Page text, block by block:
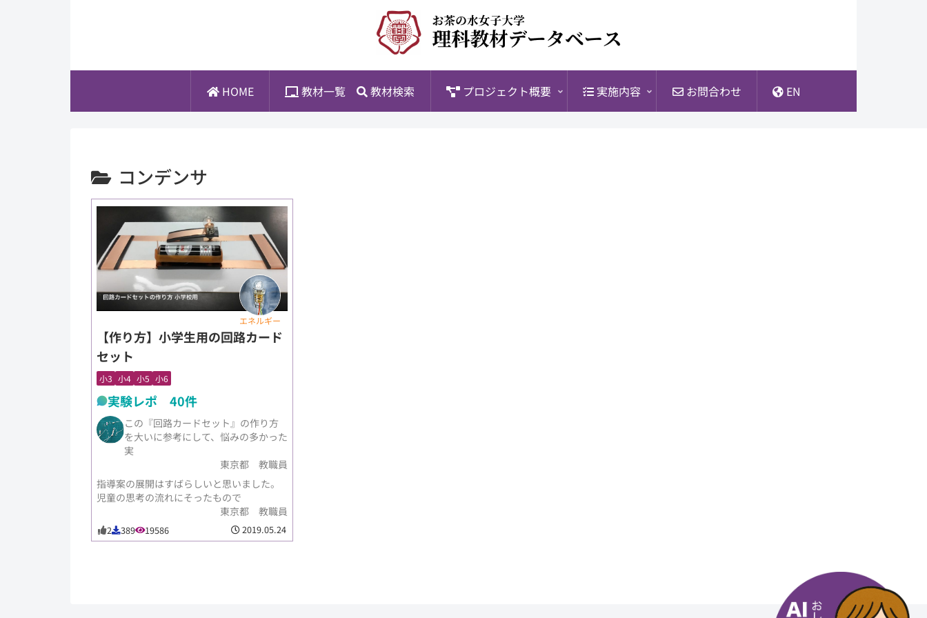
HOME 教材一覧 教材検索 プロジェクト概要 実施内容 お問合わせ EN
コンデンサ
エネルギー
【作り方】小学生用の回路カード
セット
小3 小4 小5 小6
実験レポ 40件
この『回路カードセット』の作り方
を大いに参考にして、悩みの多かった
実
東京都 教職員
指導案の展開はすばらしいと思いました。
児童の思考の流れにそったもので
東京都 教職員
2 389 19586 2019.05.24